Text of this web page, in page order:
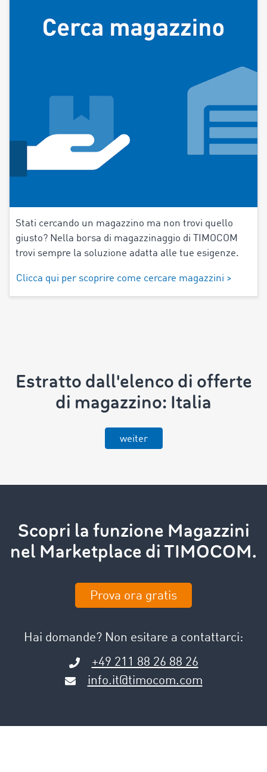
Stati cercando un magazzino ma non trovi quello
giusto? Nella borsa di magazzinaggio di TIMOCOM
trovi sempre la soluzione adatta alle tue esigenze.
Clicca qui per scoprire come cercare magazzini >
Estratto dall'elenco di offerte
di magazzino: Italia
weiter
Scopri la funzione Magazzini
nel Marketplace di TIMOCOM.
Prova ora gratis
Hai domande? Non esitare a contattarci:
+49 211 88 26 88 26
info.it@timocom.com